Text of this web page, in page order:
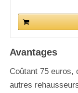
Avantages
Coûtant 75 euros,
autres